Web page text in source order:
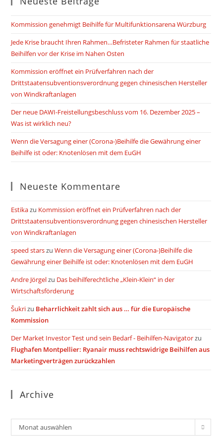
Kommission genehmigt Beihilfe für Multifunktionsarena Würzburg
Jede Krise braucht Ihren Rahmen…Befristeter Rahmen für staatliche
Beihilfen vor der Krise im Nahen Osten
Kommission eröffnet ein Prüfverfahren nach der
Drittstaatensubventionsverordnung gegen chinesischen Hersteller
von Windkraftanlagen
Der neue DAWI-Freistellungsbeschluss vom 16. Dezember 2025 –
Was ist wirklich neu?
Wenn die Versagung einer (Corona-)Beihilfe die Gewährung einer
Beihilfe ist oder: Knotenlösen mit dem EuGH
Neueste Kommentare
Estikazu Kommission eröffnet ein Prüfverfahren nach der
Drittstaatensubventionsverordnung gegen chinesischen Hersteller
von Windkraftanlagen
speed starszuWenn die Versagung einer (Corona-)Beihilfe die
Gewährung einer Beihilfe ist oder: Knotenlösen mit dem EuGH
Andre Jörgelzu Das beihilferechtliche „Klein-Klein“ in der
Wirtschaftsförderung
Šukrizu Beharrlichkeit zahlt sich aus … für die Europäische
Kommission
Der Market Investor Test und sein Bedarf - Beihilfen-Navigatorzu
Flughafen Montpellier: Ryanair muss rechtswidrige Beihilfen aus
Marketingverträgen zurückzahlen
Archive
Archiv
Monat auswählen